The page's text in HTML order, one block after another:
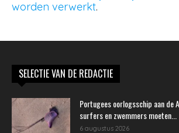
worden verwerkt.
SELECTIE VAN DE REDACTIE
Portugees oorlogsschip aan de
surfers en zwemmers moeten...
6 augustus 2026